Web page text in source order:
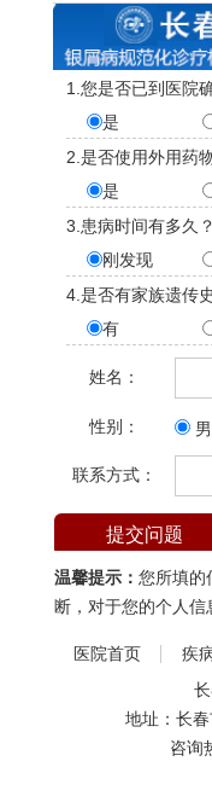
1.您是否已到医院
是
2.是否使用外用药
是
3.患病时间有多久？
刚发现
4.是否有家族遗传
有
姓名：
性别： 男
联系方式：
温馨提示： 您所填的
断，对于您的个人信
医院首页 疾
地址：长
咨询